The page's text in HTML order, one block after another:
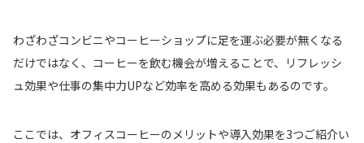
わざわざコンビニやコーヒーショップに足を運ぶ必要が無くなる
だけではなく、コーヒーを飲む機会が増えることで、リフレッシ
ュ効果や仕事の集中力UPなど効率を高める効果もあるのです。
ここでは、オフィスコーヒーのメリットや導入効果を3つご紹介い